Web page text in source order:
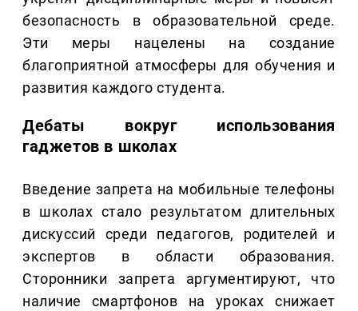
безопасность в образовательной среде.
Эти меры нацелены на создание
благоприятной атмосферы для обучения и
развития каждого студента.
Дебаты вокруг использования
гаджетов в школах
Введение запрета на мобильные телефоны
в школах стало результатом длительных
дискуссий среди педагогов, родителей и
экспертов в области образования.
Сторонники запрета аргументируют, что
наличие смартфонов на уроках снижает